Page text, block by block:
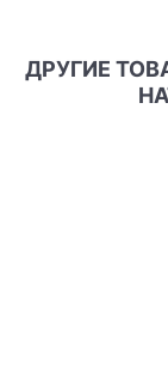
ДРУГИЕ ТОВАРЫ РАЗДЕЛА АКСЕССУАРЫ ИЗ